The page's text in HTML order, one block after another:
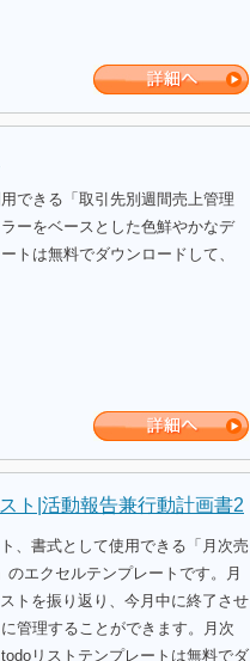
できる「取引先別週間売上管理
ーをベースとした色鮮やかなデ
トは無料でダウンロードして、
ト|活動報告兼行動計画書2
、書式として使用できる「月次売
のエクセルテンプレートです。月
トを振り返り、今月中に終了させ
管理することができます。月次
リストテンプレートは無料でダ